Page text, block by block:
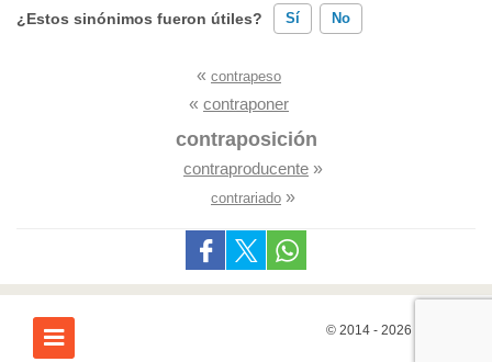
¿Estos sinónimos fueron útiles? Sí No
Existen sinónimos incorrectos
Ninguno de los sinónimos presentados me ayudó
« contrapeso
« contraponer
contraposición
contraproducente »
contrariado »
© 2014 - 2026